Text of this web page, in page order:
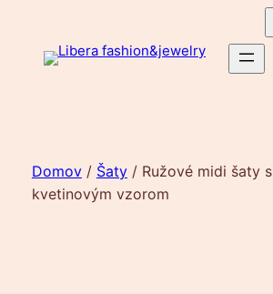
obsah
Domov/ Šaty/ Ružové midi šaty s
kvetinovým vzorom